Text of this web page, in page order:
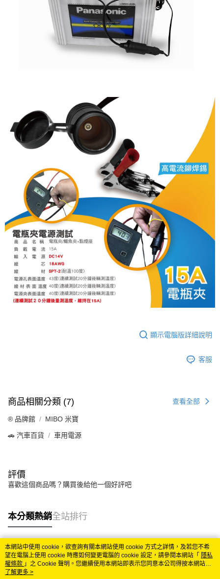
顯示電腦版詳細說明
客服
商品相關分類 (7) 查看全部
®️ 品牌館 MIBO 米寶
🚗 汽車百貨 車用電源
評價
喜歡這個商品嗎？購買後給他一個好評吧
本分類熱銷全站排行
熱門標籤
本網站中使用 cookie，欲查詢有關本網站使用 cookie 方式之詳情，及若您不希
望在電腦上使用 cookie 時應如何變更電腦的 cookie 設定，請參閱本網站「 隱私
權條款 」之 Cookie 聲明。您繼續使用本網站即表示您同意本公司得按本網站使
用條款之 Cookie 聲明使用 cookie。
了解更多 >